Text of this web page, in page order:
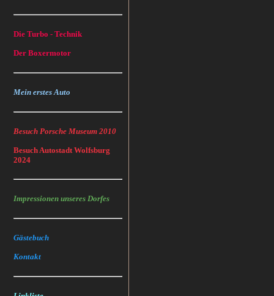
Die Turbo - Technik
Der Boxermotor
Mein erstes Auto
Besuch Porsche Museum 2010
Besuch Autostadt Wolfsburg
2024
Impressionen unseres Dorfes
Gästebuch
Kontakt